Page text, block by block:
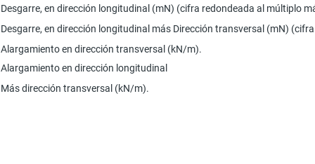
Desgarre, en dirección longitudinal (mN) (cifra redondeada al múltiplo
Desgarre, en dirección longitudinal más Dirección transversal (mN)
Alargamiento en dirección transversal (kN/m).
Alargamiento en dirección longitudinal
Más dirección transversal (kN/m).